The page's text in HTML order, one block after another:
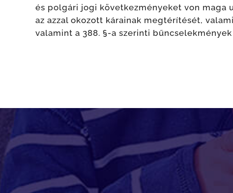
és polgári jogi következményeket von maga
az azzal okozott kárainak megtérítését,
valamint a 388. §-a szerinti